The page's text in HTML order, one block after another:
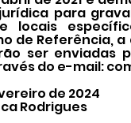
para
locais
de Referência,
ser enviadas
do e-mail:
de 2024
Rodrigues